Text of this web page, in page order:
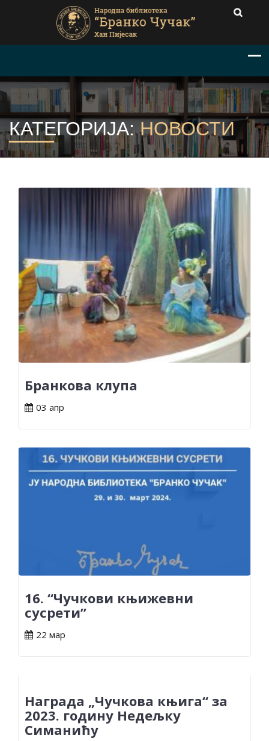
КАТЕГОРИЈА:НОВОСТИ
Бранкова клупа
03 апр
16. “Чучкови књижевни
сусрети”
22 мар
Награда „Чучкова књига“ за
2023. годину Недељку
Симанићу